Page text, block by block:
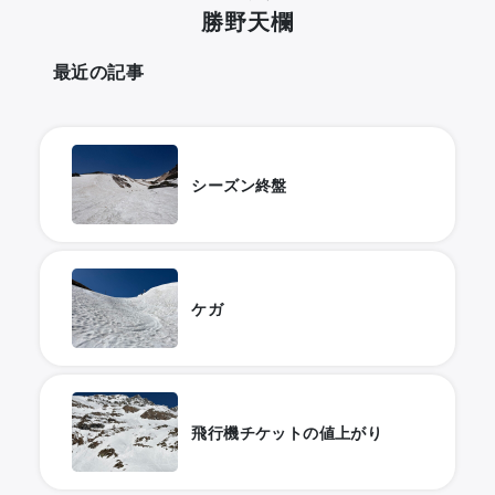
勝野天欄
最近の記事
シーズン終盤
ケガ
飛行機チケットの値上がり